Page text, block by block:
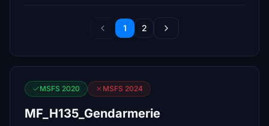
1 2
MSFS 2020 MSFS 2024
MF_H135_Gendarmerie